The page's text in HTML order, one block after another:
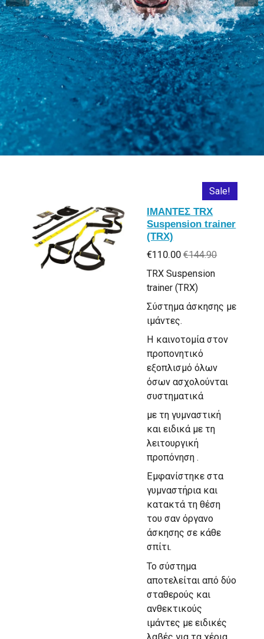
Sale!
ΙΜΑΝΤΕΣ TRX
Suspension trainer
(TRX)
€110.00 €144.90
TRX Suspension
trainer (TRX)
Σύστημα άσκησης με
ιμάντες.
Η καινοτομία στον
προπονητικό
εξοπλισμό όλων
όσων ασχολούνται
συστηματικά
με τη γυμναστική
και ειδικά με τη
λειτουργική
προπόνηση .
Εμφανίστηκε στα
γυμναστήρια και
κατακτά τη θέση
του σαν όργανο
άσκησης σε κάθε
σπίτι.
Το σύστημα
αποτελείται από δύο
σταθερούς και
ανθεκτικούς
ιμάντες με ειδικές
λαβές για τα χέρια